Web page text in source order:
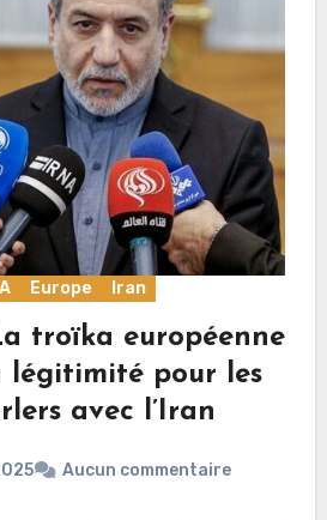
Europe Iran
troïka européenne
légitimité pour les
avec l’Iran
Aucun commentaire